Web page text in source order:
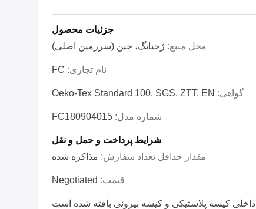
جزئیات محصول
محل منبع: ژجیانگ، چین (سرزمین اصلی)
نام تجاری: FC
گواهی: Oeko-Tex Standard 100, SGS, ZTT, EN
شماره مدل: FC180904015
شرایط پرداخت و حمل و نقل
مقدار حداقل تعداد سفارش: مذاکره شده
قیمت: Negotiated
داخلی کیسه پلاستیکی و کیسه بیرونی بافته شده است